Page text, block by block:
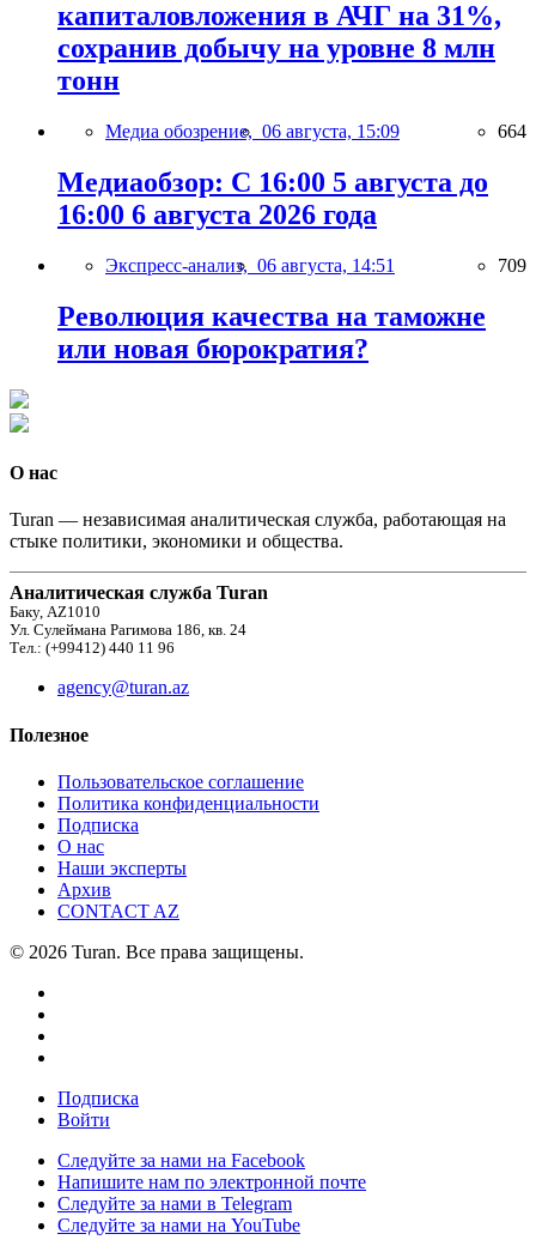
капиталовложения в АЧГ на 31%,
сохранив добычу на уровне 8 млн
тонн
Медиа обозрение, 06 августа, 15:09 664
Медиаобзор: С 16:00 5 августа до
16:00 6 августа 2026 года
Экспресс-анализ, 06 августа, 14:51 709
Революция качества на таможне
или новая бюрократия?
О нас
Turan — независимая аналитическая служба, работающая на
стыке политики, экономики и общества.
Аналитическая служба Turan
Баку, AZ1010
Ул. Сулеймана Рагимова 186, кв. 24
Тел.: (+99412) 440 11 96
agency@turan.az
Полезное
Пользовательское соглашение
Политика конфиденциальности
Подписка
О нас
Наши эксперты
Архив
CONTACT AZ
© 2026 Turan. Все права защищены.
Подписка
Войти
Следуйте за нами на Facebook
Напишите нам по электронной почте
Следуйте за нами в Telegram
Следуйте за нами на YouTube